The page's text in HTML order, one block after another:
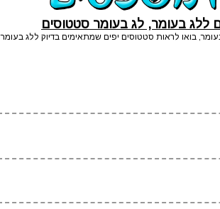
ללג בעומר, לג בעומר סטטוסים
בואו לראות סטטוסים יפים שמתאימים בדיוק ללג בעומר